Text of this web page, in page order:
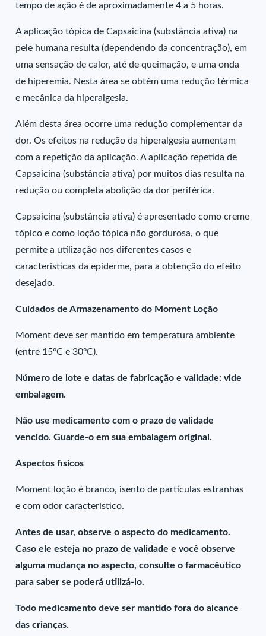
tempo de ação é de aproximadamente 4 a 5 horas.
A aplicação tópica de Capsaicina (substância ativa) na
pele humana resulta (dependendo da concentração), em
uma sensação de calor, até de queimação, e uma onda
de hiperemia. Nesta área se obtém uma redução térmica
e mecânica da hiperalgesia.
Além desta área ocorre uma redução complementar da
dor. Os efeitos na redução da hiperalgesia aumentam
com a repetição da aplicação. A aplicação repetida de
Capsaicina (substância ativa) por muitos dias resulta na
redução ou completa abolição da dor periférica.
Capsaicina (substância ativa) é apresentado como creme
tópico e como loção tópica não gordurosa, o que
permite a utilização nos diferentes casos e
características da epiderme, para a obtenção do efeito
desejado.
Cuidados de Armazenamento do Moment Loção
Moment deve ser mantido em temperatura ambiente
(entre 15ºC e 30ºC).
Número de lote e datas de fabricação e validade: vide
embalagem.
Não use medicamento com o prazo de validade
vencido. Guarde-o em sua embalagem original.
Aspectos fisicos
Moment loção é branco, isento de partículas estranhas
e com odor característico.
Antes de usar, observe o aspecto do medicamento.
Caso ele esteja no prazo de validade e você observe
alguma mudança no aspecto, consulte o farmacêutico
para saber se poderá utilizá-lo.
Todo medicamento deve ser mantido fora do alcance
das crianças.